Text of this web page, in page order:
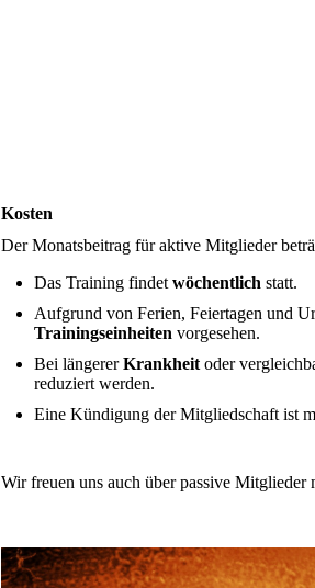
Kosten
Der Monatsbeitrag für aktive Mitglieder
Das Training findet wöchentlich statt.
Aufgrund von Ferien, Feiertagen und
Trainingseinheiten vorgesehen.
Bei längererKrankheit oder
reduziert werden.
Eine Kündigung der Mitgliedschaft ist
Wir freuen uns auch über passive